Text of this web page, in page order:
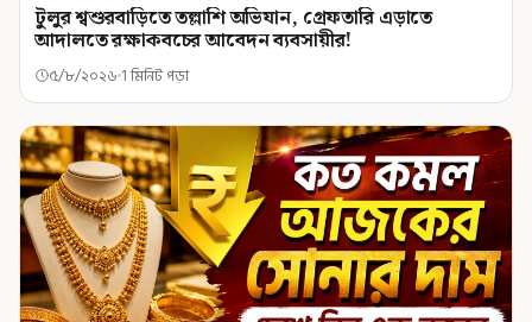
টুলুর শ্বশুরবাড়িতে তল্লাশি অভিযান, গ্রেফতারি এড়াতে
আদালতে রক্ষাকবচের আবেদন ব্যবসায়ীর!
৫/৮/২০২৬ 1 মিনিট পড়া